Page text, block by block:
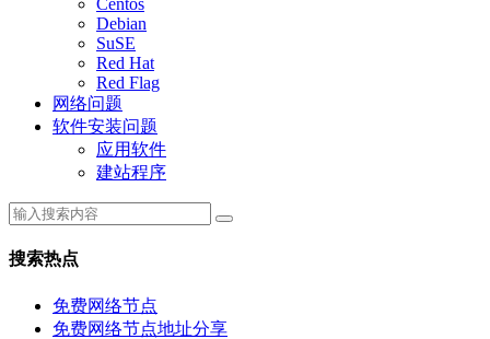
Centos
Debian
SuSE
Red Hat
Red Flag
网络问题
软件安装问题
应用软件
建站程序
搜索热点
免费网络节点
免费网络节点地址分享